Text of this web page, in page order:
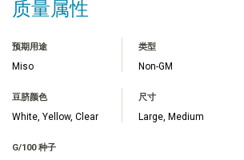
质量属性
预期用途
Miso
类型
Non-GM
豆脐颜色
White, Yellow, Clear
尺寸
Large, Medium
G/100 种子